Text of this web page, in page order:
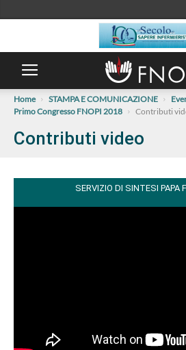
Home STAMPA E COMUNICAZIONE
Primo Congresso FNOPI 2018
Contributi
Contributi video
SERVIZIO DI SINTESI PAPA